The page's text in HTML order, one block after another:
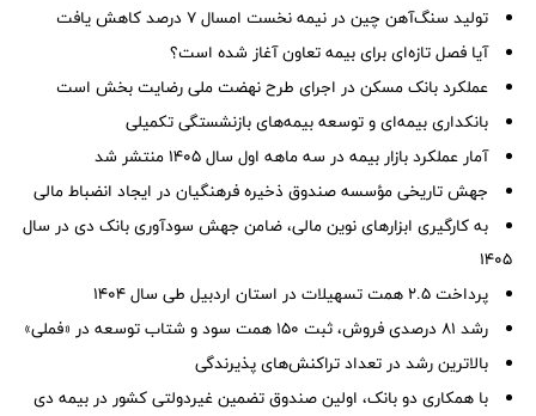
تولید سنگ‌آهن چین در نیمه نخست امسال ۷ درصد کاهش یافت
آیا فصل تازه‌ای برای بیمه تعاون آغاز شده است؟
عملکرد بانک مسکن در اجرای طرح نهضت ملی رضایت بخش است
بانکداری بیمه‌ای و توسعه بیمه‌های بازنشستگی تکمیلی
آمار عملكرد بازار بیمه در سه ماهه اول سال 1405 منتشر شد
جهش تاریخی مؤسسه صندوق ذخیره فرهنگیان در ایجاد انضباط مالی
به کارگیری ابزارهای نوین مالی، ضامن جهش سودآوری بانک دی در سال
۱۴۰۵
پرداخت ۲.۵ همت تسهیلات در استان اردبیل طی سال ۱۴۰۴
رشد ۸۱ درصدی فروش، ثبت ۱۵۰ همت سود و شتاب توسعه در «فملی»
بالاترین رشد در تعداد تراکنش‌های پذیرندگی
با همکاری دو بانک، اولین صندوق تضمین غیردولتی کشور در بیمه دی